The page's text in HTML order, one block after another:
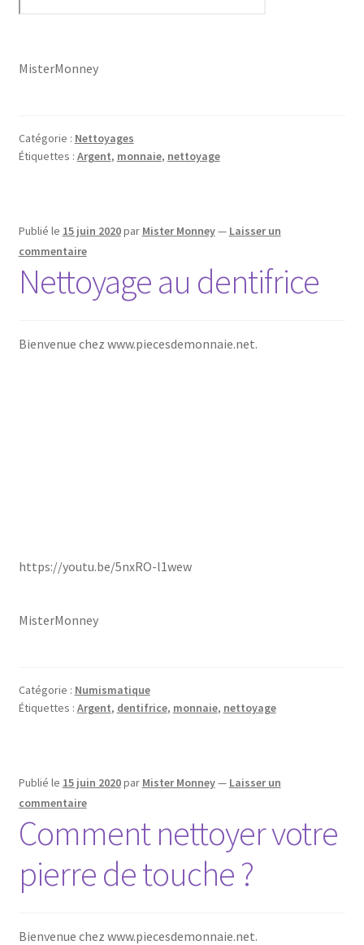
MisterMonney
Catégorie : Nettoyages
Étiquettes : Argent, monnaie, nettoyage
Publié le 15 juin 2020par Mister Monney— Laisser un
commentaire
Nettoyage au dentifrice
Bienvenue chez www.piecesdemonnaie.net.
https://youtu.be/5nxRO-l1wew
MisterMonney
Catégorie : Numismatique
Étiquettes : Argent, dentifrice, monnaie, nettoyage
Publié le 15 juin 2020par Mister Monney— Laisser un
commentaire
Comment nettoyer votre
pierre de touche ?
Bienvenue chez www.piecesdemonnaie.net.